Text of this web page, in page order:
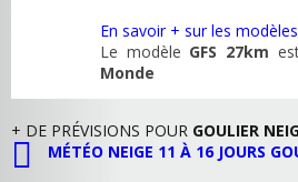
En savoir + sur les
Le modèle GFS 27km
Monde
+ DE PRÉVISIONS POUR GOULIER
MÉTÉO NEIGE 11 À 16 JOURS